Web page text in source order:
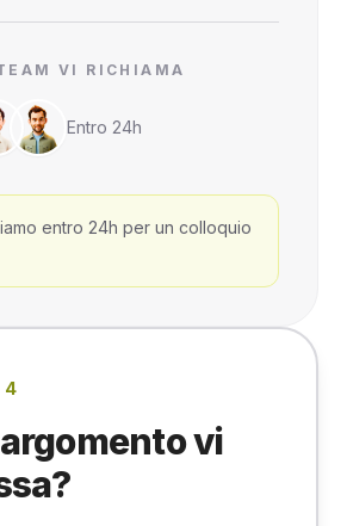
VI RICHIAMA
Entro 24h
entro 24h per un colloquio
4
vi